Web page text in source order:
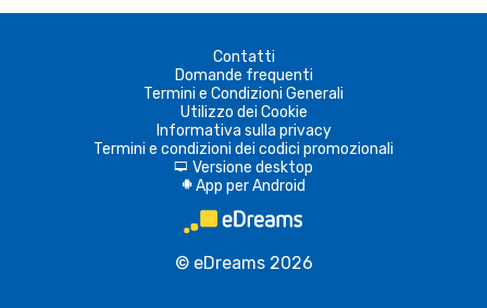
Contatti
Domande frequenti
Termini e Condizioni Generali
Utilizzo dei Cookie
Informativa sulla privacy
Termini e condizioni dei codici promozionali
d Versione desktop
A App per Android
© eDreams 2026